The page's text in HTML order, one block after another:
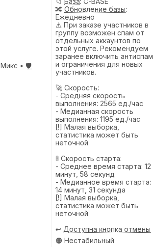
Микс • 🛡️
🔀 Обновление базы:
Ежедневно
⚠️ При заказе участников в
группу возможен спам от
отдельных аккаунтов по
этой услуге. Рекомендуем
заранее включить антиспам
и ограничения для новых
участников.
🚀 Скорость:
- Средняя скорость
выполнения: 2565 ед./час
- Медианная скорость
выполнения: 1195 ед./час
[!] Малая выборка,
статистика может быть
неточной
🚦 Скорость старта:
- Среднее время старта: 12
минут, 58 секунд
- Медианное время старта:
14 минут, 31 секунда
[!] Малая выборка,
статистика может быть
неточной
↩️ Доступна кнопка отмены
🟠 Нестабильный